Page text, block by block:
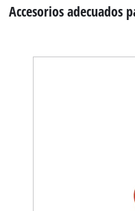
Accesorios adecuados